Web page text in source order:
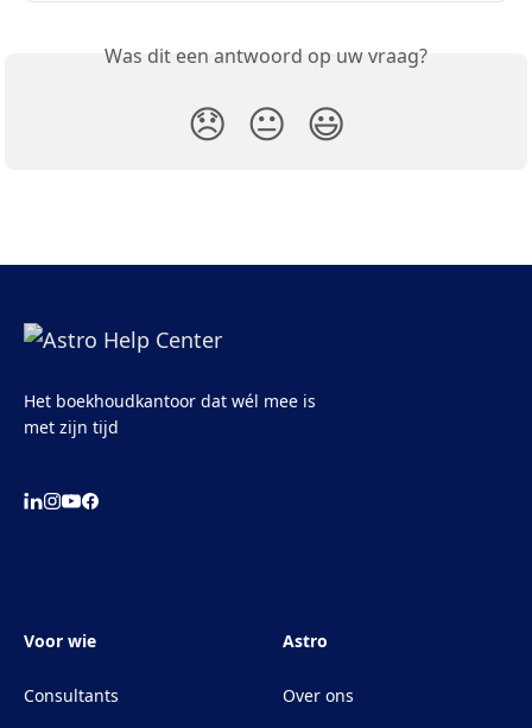
Was dit een antwoord op uw vraag?
😞 😐 😃
Het boekhoudkantoor dat wél mee is
met zijn tijd
Voor wie
Consultants
Astro
Over ons